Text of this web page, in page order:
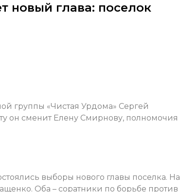
новый глава: поселок
группы «Чистая Урдома» Сергей
он сменит Елену Смирнову, полномочия
выборы нового главы поселка. На
Оба – соратники по борьбе против